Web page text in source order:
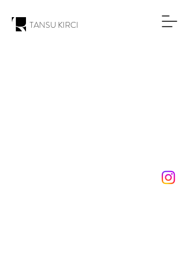
TANSU KIRCI